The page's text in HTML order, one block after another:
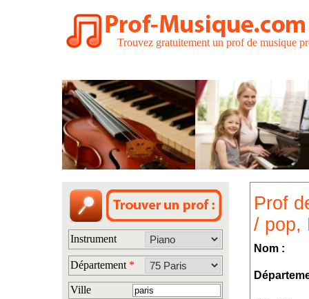
Trouvez gratuitement un prof de musique
Instrument
Département *
Ville
Prof
/ pop,
Nom :